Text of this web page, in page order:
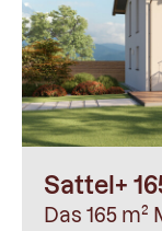
Sattel+
Das 165